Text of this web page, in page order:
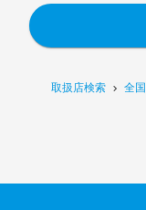
取扱店検索 全国